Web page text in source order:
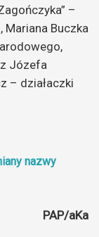
–
Mariana Buczka
Józefa
– działaczki
nazwy
PAP/aKa